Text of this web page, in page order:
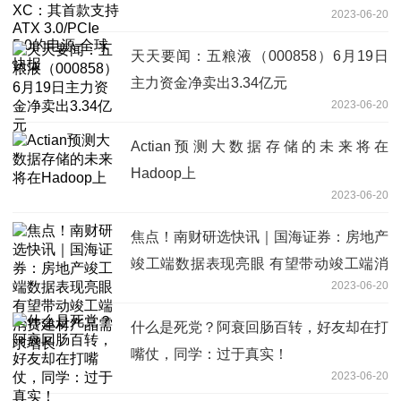
2023-06-20
天天要闻：五粮液（000858）6月19日
主力资金净卖出3.34亿元
2023-06-20
Actian预测大数据存储的未来将在
Hadoop上
2023-06-20
焦点！南财研选快讯｜国海证券：房地产
竣工端数据表现亮眼 有望带动竣工端消
2023-06-20
什么是死党？阿衰回肠百转，好友却在打
嘴仗，同学：过于真实！
2023-06-20